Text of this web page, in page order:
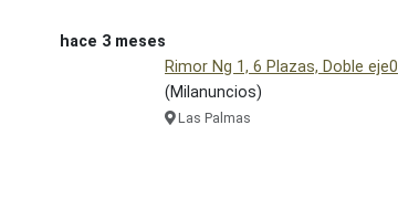
hace 3 meses
Rimor Ng 1, 6 Plazas, Doble eje0
(Milanuncios)
Las Palmas